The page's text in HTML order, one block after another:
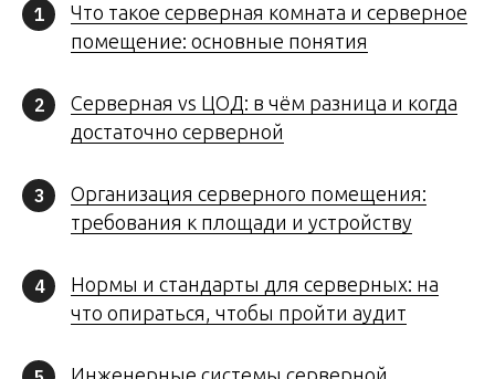
1
Что такое серверная комната и серверное
помещение: основные понятия
2
Серверная vs ЦОД: в чём разница и когда
достаточно серверной
3
Организация серверного помещения:
требования к площади и устройству
4
Нормы и стандарты для серверных: на
что опираться, чтобы пройти аудит
Инженерные системы серверной